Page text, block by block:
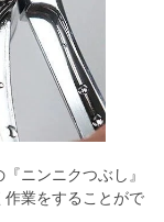
ニンニクつぶし』
業をすることがで